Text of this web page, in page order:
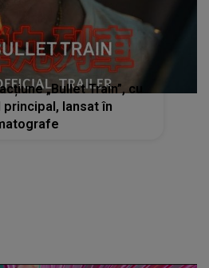
„Bullet Train”, cu
principal, lansat în